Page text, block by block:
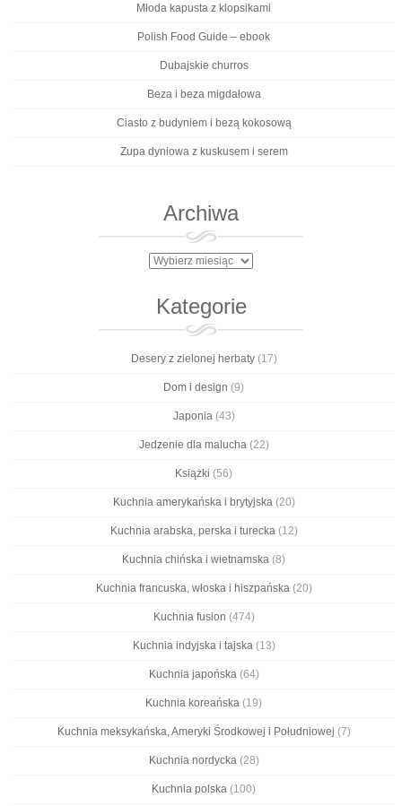
Młoda kapusta z klopsikami
Polish Food Guide – ebook
Dubajskie churros
Beza i beza migdałowa
Ciasto z budyniem i bezą kokosową
Zupa dyniowa z kuskusem i serem
Archiwa
Archiwa
Kategorie
Desery z zielonej herbaty(17)
Dom i design (9)
Japonia(43)
Jedzenie dla malucha(22)
Książki (56)
Kuchnia amerykańska i brytyjska(20)
Kuchnia arabska, perska i turecka(12)
Kuchnia chińska i wietnamska (8)
Kuchnia francuska, włoska i hiszpańska(20)
Kuchnia fusion (474)
Kuchnia indyjska i tajska(13)
Kuchnia japońska(64)
Kuchnia koreańska (19)
Kuchnia meksykańska, Ameryki Środkowej i Południowej (7)
Kuchnia nordycka(28)
Kuchnia polska (100)